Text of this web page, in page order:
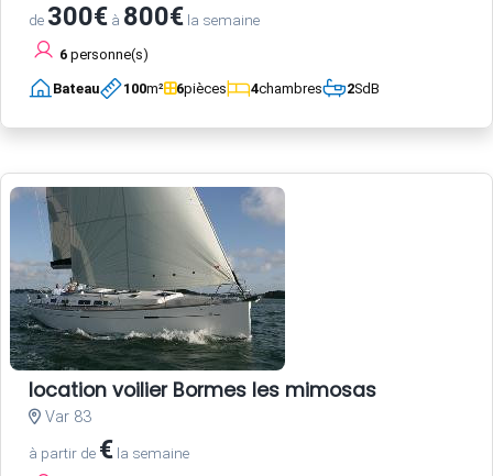
de 300€ à 800€ la semaine
6 personne(s)
Bateau 100m² 6pièces 4chambres 2SdB
location voilier Bormes les mimosas
Var 83
à partir de € la semaine